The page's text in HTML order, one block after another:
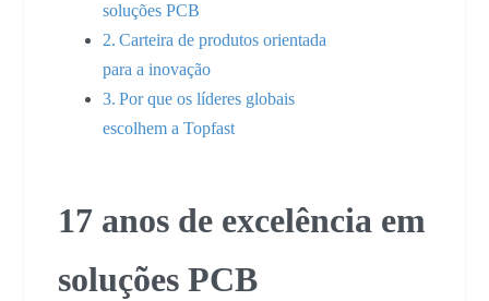
soluções PCB
Carteira de produtos orientada
para a inovação
Por que os líderes globais
escolhem a Topfast
17 anos de excelência em
soluções PCB